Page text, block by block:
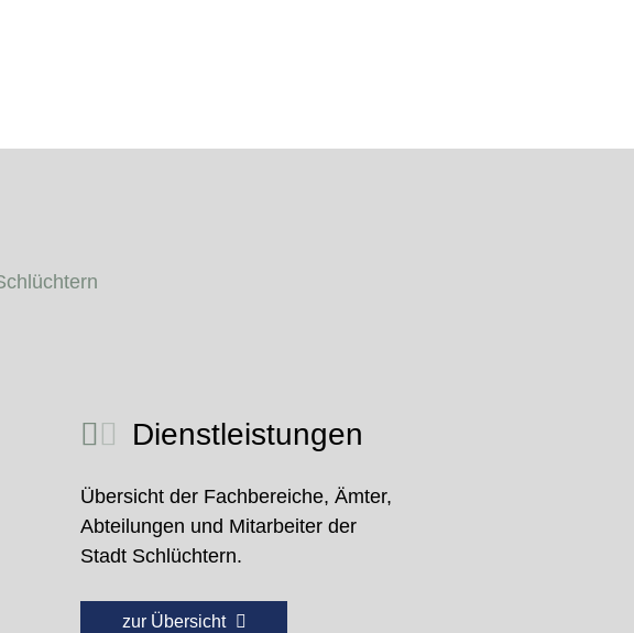
Dienstleistungen
Übersicht der Fachbereiche, Ämter,
Abteilungen und Mitarbeiter der
Stadt Schlüchtern.
zur Übersicht